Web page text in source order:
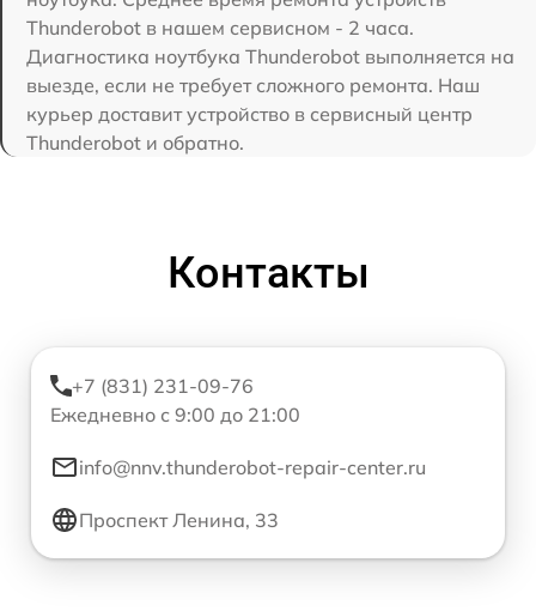
Thunderobot в нашем сервисном - 2 часа.
Диагностика ноутбука Thunderobot выполняется на
выезде, если не требует сложного ремонта. Наш
курьер доставит устройство в сервисный центр
Thunderobot и обратно.
Контакты
+7 (831) 231-09-76
Ежедневно с 9:00 до 21:00
info@nnv.thunderobot-repair-center.ru
Проспект Ленина, 33